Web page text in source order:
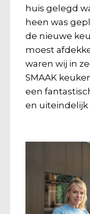
huis gelegd
heen was
de nieuwe
moest
waren wij in
SMAAK
een
en uiteindelijk